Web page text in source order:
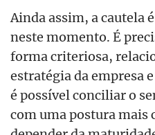
Ainda assim, a cautela
neste momento. É
forma criteriosa,
estratégia da empresa
é possível conciliar o
com uma postura mais